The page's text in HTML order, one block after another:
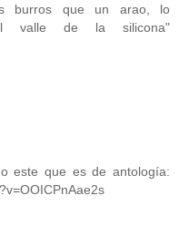
burros que un arao, lo
valle de la silicona"
este que es de antología: